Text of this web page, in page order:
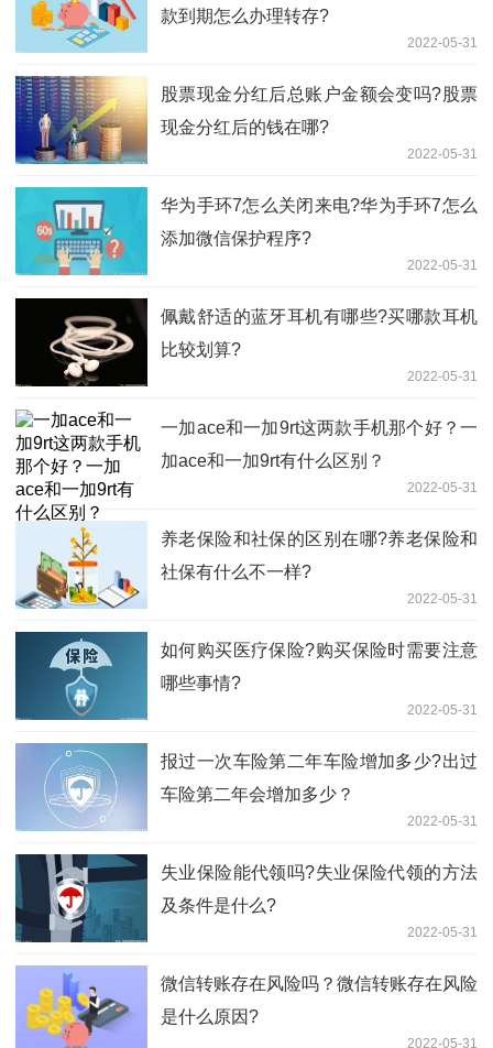
款到期怎么办理转存?
2022-05-31
股票现金分红后总账户金额会变吗?股票
现金分红后的钱在哪?
2022-05-31
华为手环7怎么关闭来电?华为手环7怎么
添加微信保护程序?
2022-05-31
佩戴舒适的蓝牙耳机有哪些?买哪款耳机
比较划算?
2022-05-31
一加ace和一加9rt这两款手机那个好？一
加ace和一加9rt有什么区别？
2022-05-31
养老保险和社保的区别在哪?养老保险和
社保有什么不一样?
2022-05-31
如何购买医疗保险?购买保险时需要注意
哪些事情?
2022-05-31
报过一次车险第二年车险增加多少?出过
车险第二年会增加多少？
2022-05-31
失业保险能代领吗?失业保险代领的方法
及条件是什么?
2022-05-31
​微信转账存在风险吗？微信转账存在风险
是什么原因?
2022-05-31